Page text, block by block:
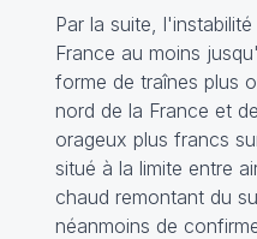
Par la suite,
France au moins
forme de traînes plus
nord de la France et
orageux plus francs
situé à la limite entre
chaud remontant du
néanmoins de